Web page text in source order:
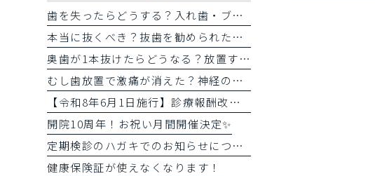
歯を失ったらどうする？入れ歯・ブリッジ・人工歯根を50代女性目線で比較
本当に抜くべき？抜歯を勧められた方のセカンドオピニオンと選択肢
奥歯が1本抜けたらどうなる？放置するリスクと噛み合わせへの影響
むし歯放置で激痛が消えた？神経の悪化サインと痛みの少ない治療法
【令和8年6月1日施行】診療報酬改定に伴う窓口負担金の変更について
開院10周年！お祝い月間開催決定✨
定期検診のハガキでのお知らせについて
健康保険証が使えなくなります！